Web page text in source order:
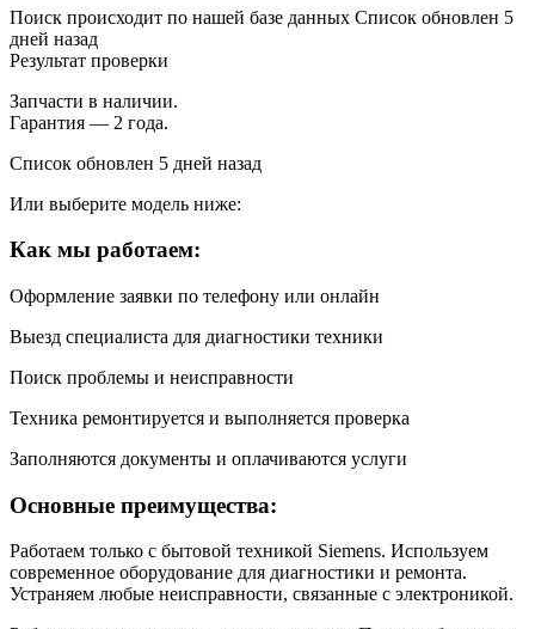
Поиск происходит по нашей базе данных Список обновлен 5
дней назад
Результат проверки
Запчасти в наличии.
Гарантия — 2 года.
Список обновлен 5 дней назад
Или выберите модель ниже:
Как мы работаем:
Оформление заявки по телефону или онлайн
Выезд специалиста для диагностики техники
Поиск проблемы и неисправности
Техника ремонтируется и выполняется проверка
Заполняются документы и оплачиваются услуги
Основные преимущества:
Работаем только с бытовой техникой Siemens. Используем
современное оборудование для диагностики и ремонта.
Устраняем любые неисправности, связанные с электроникой.